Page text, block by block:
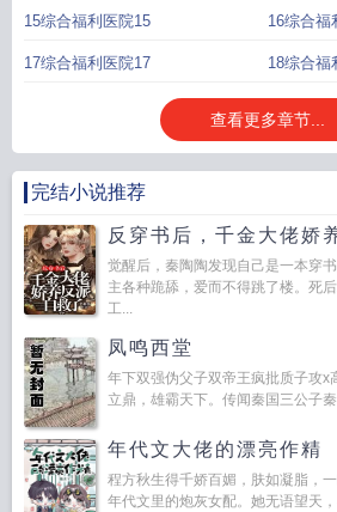
b：笨蛋美人，传说中的无限流万人迷，怪物们因
意外卷入这场灭世级风暴。没有异能，没有光环，
平平无奇普通人……吗？-20xx年，无限副本入侵现
攻基金会，用于收容各高危副本产物。目标简单而
护全体人类。应雪声平平无奇，却在那一年被选为
并管理异能者们。并且，被赋予了一个绝密使命：
世界之前，先把世界炸了！应雪声：）-应雪声的
“祖宗！这栋楼是文物！不能炸！”拦住主角b的怪物
老巢！离他们远点求求了！”拆穿主角c的萌新伪装
年前就单刷过吧？！”最后，拿着小本本疯狂记录：
失：三千万…心好累。”当桀骜不驯的bking、能被
大佬齐齐挑眉：“哦？就凭你？一个‘普通人’，也想
缓缓掏出了那份标注着“thaumiel”的最高等级危险
“或者，你们想亲自‘体验’一下，被收容的滋味？”是
着国家唯一指定收容权限。收容对象不限于副本
有异常副本与异能者，都无法逃离应雪声的收容囚
缴，并臣服于他。应雪声是他们所有人的“长官”。
子们：）＃代表国家收编你x，训狗实录
15综合福利医院15 16综合福
17综合福利医院17 18综合福
查看更多章节...
完结小说推荐
反穿书后，千金大佬娇
觉醒后，秦陶陶发现自己是一本穿
主各种跪舔，爱而不得跳了楼。死
工...
凤鸣西堂
年下双强伪父子双帝王疯批质子攻x
立鼎，雄霸天下。传闻秦国三公子
年代文大佬的漂亮作精
程方秋生得千娇百媚，肤如凝脂，
年代文里的炮灰女配。她无语望天